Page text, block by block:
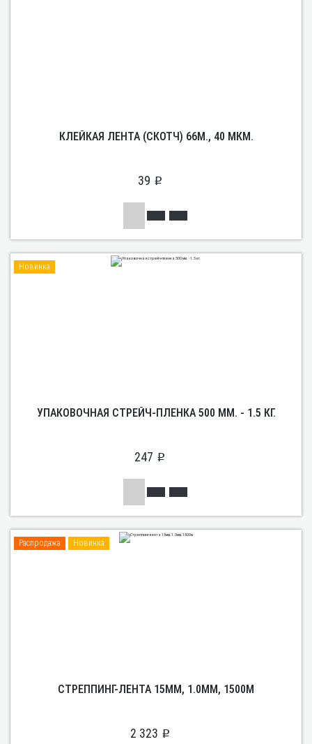
КЛЕЙКАЯ ЛЕНТА (СКОТЧ) 66М., 40 МКМ.
39 p
Новинка
УПАКОВОЧНАЯ СТРЕЙЧ-ПЛЕНКА 500 ММ. - 1.5 КГ.
247 p
Распродажа Новинка
СТРЕППИНГ-ЛЕНТА 15ММ, 1.0ММ, 1500М
2 323 p